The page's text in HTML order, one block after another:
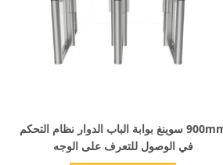
900mm سوينغ بوابة الباب الدوار نظام التحكم
في الوصول للتعرف على الوجه